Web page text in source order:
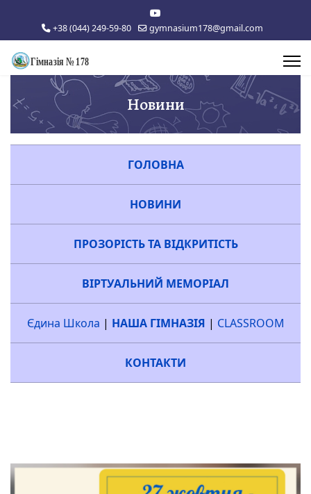
+38 (044) 249-59-80 gymnasium178@gmail.com
Новини
ГОЛОВНА
НОВИНИ
ПРОЗОРІСТЬ ТА ВІДКРИТІСТЬ
ВІРТУАЛЬНИЙ МЕМОРІАЛ
Єдина Школа | НАША ГІМНАЗІЯ | CLASSROOM
КОНТАКТИ